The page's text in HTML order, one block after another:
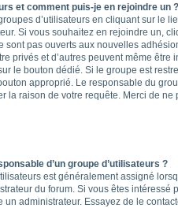
et comment puis-je en rejoindre un ?
d’utilisateurs en cliquant sur le
Si vous souhaitez en rejoindre un,
sont pas ouverts aux nouvelles
privés et d’autres peuvent même
le bouton dédié. Si le groupe est
approprié. Le responsable du
la raison de votre requête. Merci de
d’un groupe d’utilisateurs ?
est généralement assigné
du forum. Si vous êtes intéressé
un administrateur. Essayez de le